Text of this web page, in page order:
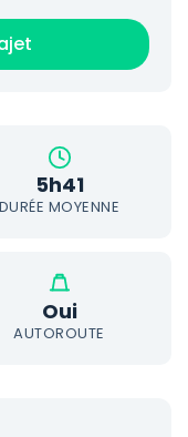
5h41
DURÉE MOYENNE
Oui
AUTOROUTE